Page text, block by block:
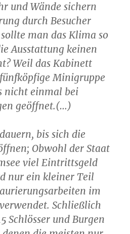
und Wände sichern
durch Besucher
man das Klima so
Ausstattung keinen
Weil das Kabinett
Minigruppe
nicht einmal bei
geöffnet.(…)
bis sich die
Obwohl der Staat
viel Eintrittsgeld
nur ein kleiner Teil
im
Schließlich
Schlösser und Burgen